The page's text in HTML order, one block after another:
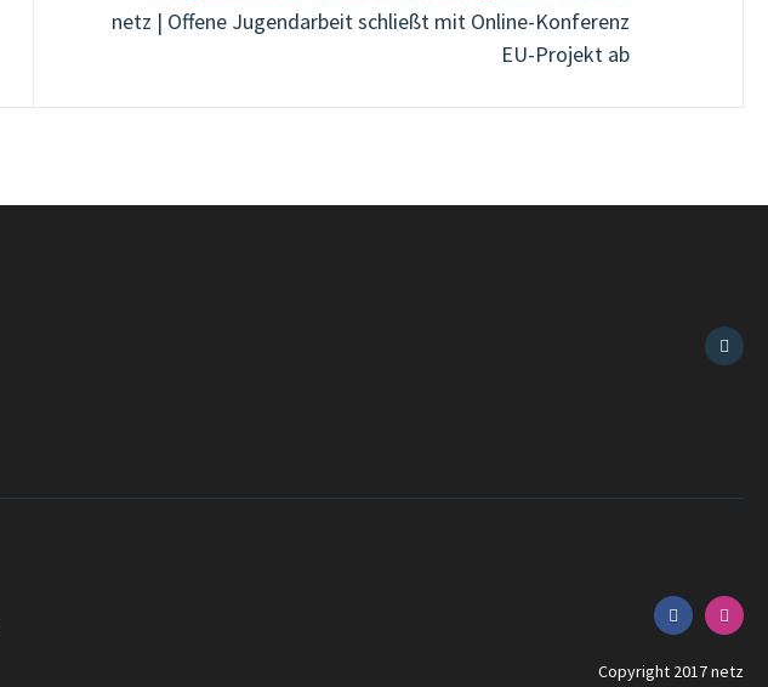
netz | Offene Jugendarbeit schließt mit Online-Konferenz
EU-Projekt ab
Copyright 2017 netz